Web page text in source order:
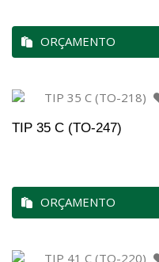
ORÇAMENTO
TIP 35 C (TO-247)
ORÇAMENTO